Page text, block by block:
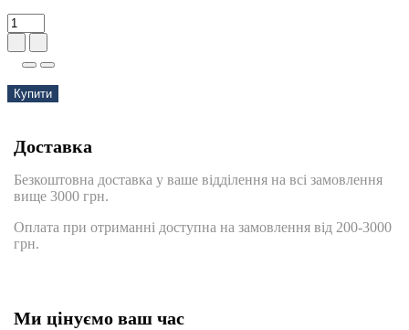
Купити
Доставка
Безкоштовна доставка у ваше відділення на всі замовлення
вище 3000 грн.
Оплата при отриманні доступна на замовлення від 200-3000
грн.
Ми цінуємо ваш час